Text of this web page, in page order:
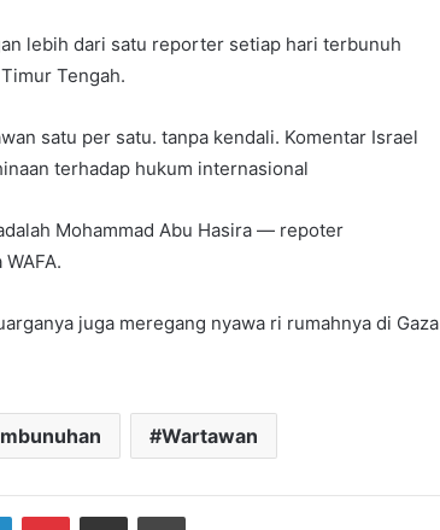
lebih dari satu reporter setiap hari terbunuh
Tengah.
satu per satu. tanpa kendali. Komentar Israel
terhadap hukum internasional
Mohammad Abu Hasira — repoter
juga meregang nyawa ri rumahnya di Gaza
Wartawan
LinkedInPinterestShare via Email Print